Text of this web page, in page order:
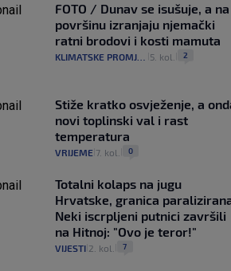
FOTO / Dunav se isušuje, a na
površinu izranjaju njemački
ratni brodovi i kosti mamuta
KLIMATSKE PROMJENE 5. kol. 2
Stiže kratko osvježenje, a
novi toplinski val i rast
temperatura
VRIJEME| 7. kol. 0
Totalni kolaps na jugu
Hrvatske, granica
Neki iscrpljeni putnici završili
na Hitnoj: "Ovo je teror!"
VIJESTI| 2. kol. 7